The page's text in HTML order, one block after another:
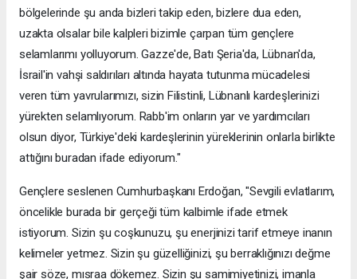
bölgelerinde şu anda bizleri takip eden, bizlere dua eden,
uzakta olsalar bile kalpleri bizimle çarpan tüm gençlere
selamlarımı yolluyorum. Gazze'de, Batı Şeria'da, Lübnan'da,
İsrail'in vahşi saldırıları altında hayata tutunma mücadelesi
veren tüm yavrularımızı, sizin Filistinli, Lübnanlı kardeşlerinizi
yürekten selamlıyorum. Rabb'im onların yar ve yardımcıları
olsun diyor, Türkiye'deki kardeşlerinin yüreklerinin onlarla birlikte
attığını buradan ifade ediyorum."
Gençlere seslenen Cumhurbaşkanı Erdoğan, "Sevgili evlatlarım,
öncelikle burada bir gerçeği tüm kalbimle ifade etmek
istiyorum. Sizin şu coşkunuzu, şu enerjinizi tarif etmeye inanın
kelimeler yetmez. Sizin şu güzelliğinizi, şu berraklığınızı değme
şair söze, mısraa dökemez. Sizin şu samimiyetinizi, imanla